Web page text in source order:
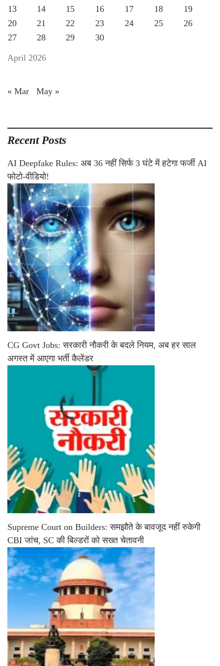
April 2026
13
14 15 16 17 18
19
20
21 22 23 24 25
26
27
28 29 30
« Mar May »
Recent Posts
AI Deepfake Rules: अब 36 नहीं सिर्फ 3 घंटे में हटेगा फर्जी AI
फोटो-वीडियो!
CG Govt Jobs: सरकारी नौकरी के बदले नियम, अब हर साल
अगस्त में आएगा भर्ती कैलेंडर
Supreme Court on Builders: समझौते के बावजूद नहीं रुकेगी
CBI जांच, SC की बिल्डरों को सख्त चेतावनी